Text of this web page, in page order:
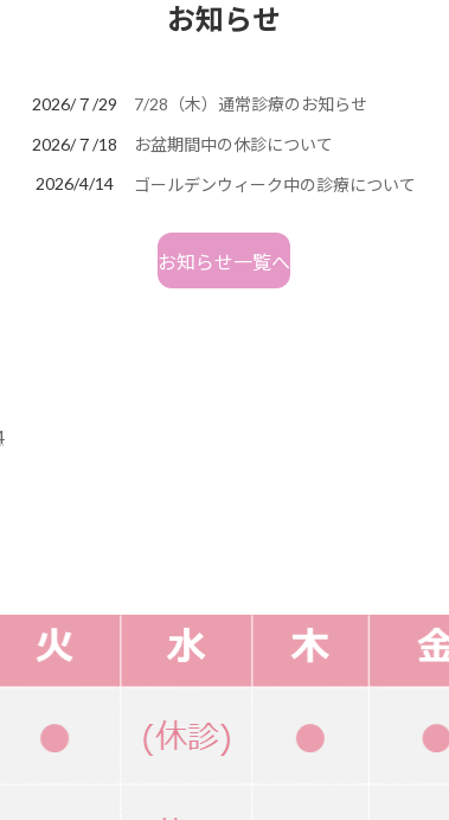
お知らせ
2026/７/29
7/28（木）通常診療のお知らせ
2026/７/18
お盆期間中の休診について
2026/4/14
ゴールデンウィーク中の診療について
お知らせ一覧へ